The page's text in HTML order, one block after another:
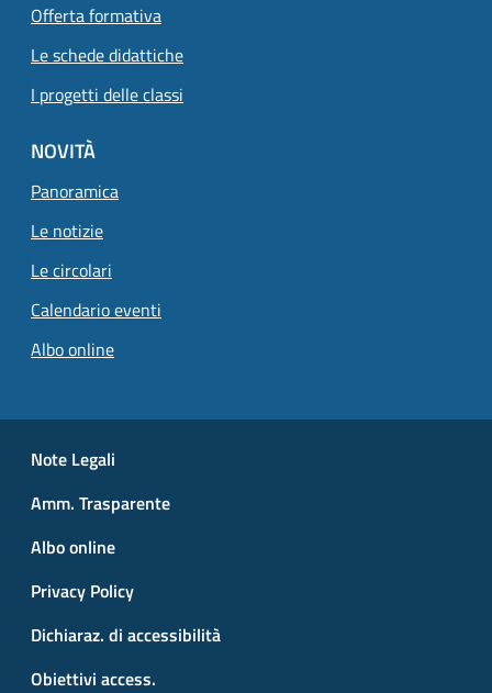
Offerta formativa
Le schede didattiche
I progetti delle classi
NOVITÀ
Panoramica
Le notizie
Le circolari
Calendario eventi
Albo online
Small prints
Note Legali
Amm. Trasparente
Albo online
Privacy Policy
Dichiaraz. di accessibilità
Obiettivi access.